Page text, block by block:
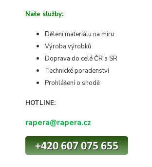
Naše služby:
Dělení materiálu na míru
Výroba výrobků
Doprava do celé ČR a SR
Technické poradenství
Prohlášení o shodě
HOTLINE:
rapera@rapera.cz